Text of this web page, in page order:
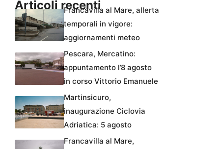
Articoli recentiFrancavilla al Mare, allerta
temporali in vigore:
aggiornamenti meteo
Pescara, Mercatino:
appuntamento l’8 agosto
in corso Vittorio Emanuele
Martinsicuro,
inaugurazione Ciclovia
Adriatica: 5 agosto
Francavilla al Mare,